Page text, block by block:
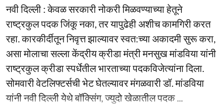
नवी दिल्ली : केवळ सरकारी नोकरी मिळवण्याच्या हेतूने
राष्ट्रकुल पदक जिंकू नका, तर यापुढेही अशीच कामगिरी करत
रहा. कारकीर्दीतून निवृत्त झाल्यावर स्वत:च्या अकादमी सुरू करा,
असा मोलाचा सल्ला केंद्रीय क्रीडा मंत्री मनसुख मांडविया यांनी
राष्ट्रकुल क्रीडा स्पर्धेतील भारताच्या पदकविजेत्यांना दिला.
सोमवारी वेटलिफ्टर्सची भेट घेतल्यावर मंगळवारी डॉ. मांडविया
यांनी नवी दिल्ली येथे बॉक्सिंग, ज्युदो खेळातील पदक ...